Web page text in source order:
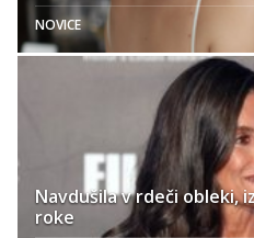
NOVICE
Navdušila v rdeči obleki,
roke